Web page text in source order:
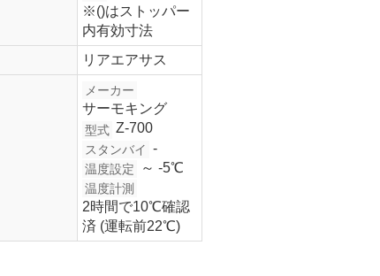
※()はストッパー
内有効寸法
リアエアサス
メーカー
サーモキング
型式 Z-700
スタンバイ -
温度設定 ～ -5℃
温度計測
2時間で10℃確認
済 (運転前22℃)